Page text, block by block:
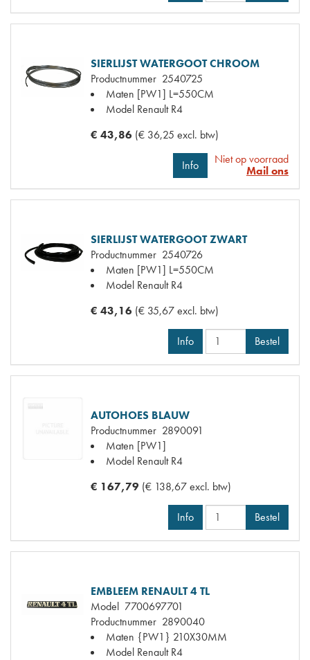
SIERLIJST WATERGOOT CHROOM
Productnummer 2540725
Maten [PW1] L=550CM
Model Renault R4
€ 43,86 (€ 36,25 excl. btw)
Info
Niet op voorraad
Mail ons
SIERLIJST WATERGOOT ZWART
Productnummer 2540726
Maten [PW1] L=550CM
Model Renault R4
€ 43,16 (€ 35,67 excl. btw)
Info Bestel
AUTOHOES BLAUW
Productnummer 2890091
Maten [PW1]
Model Renault R4
€ 167,79 (€ 138,67 excl. btw)
Info Bestel
EMBLEEM RENAULT 4 TL
Model 7700697701
Productnummer 2890040
Maten {PW1} 210X30MM
Model Renault R4